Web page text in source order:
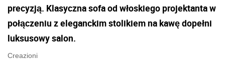
precyzją. Klasyczna sofa od włoskiego projektanta w
połączeniu z eleganckim stolikiem na kawę dopełni
luksusowy salon.
Creazioni